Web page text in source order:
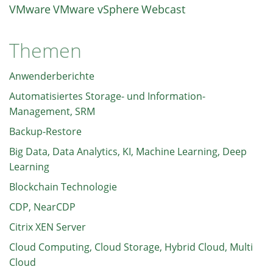
VMwareVMware vSphereWebcast
Themen
Anwenderberichte
Automatisiertes Storage- und Information-
Management, SRM
Backup-Restore
Big Data, Data Analytics, KI, Machine Learning, Deep
Learning
Blockchain Technologie
CDP, NearCDP
Citrix XEN Server
Cloud Computing, Cloud Storage, Hybrid Cloud, Multi
Cloud